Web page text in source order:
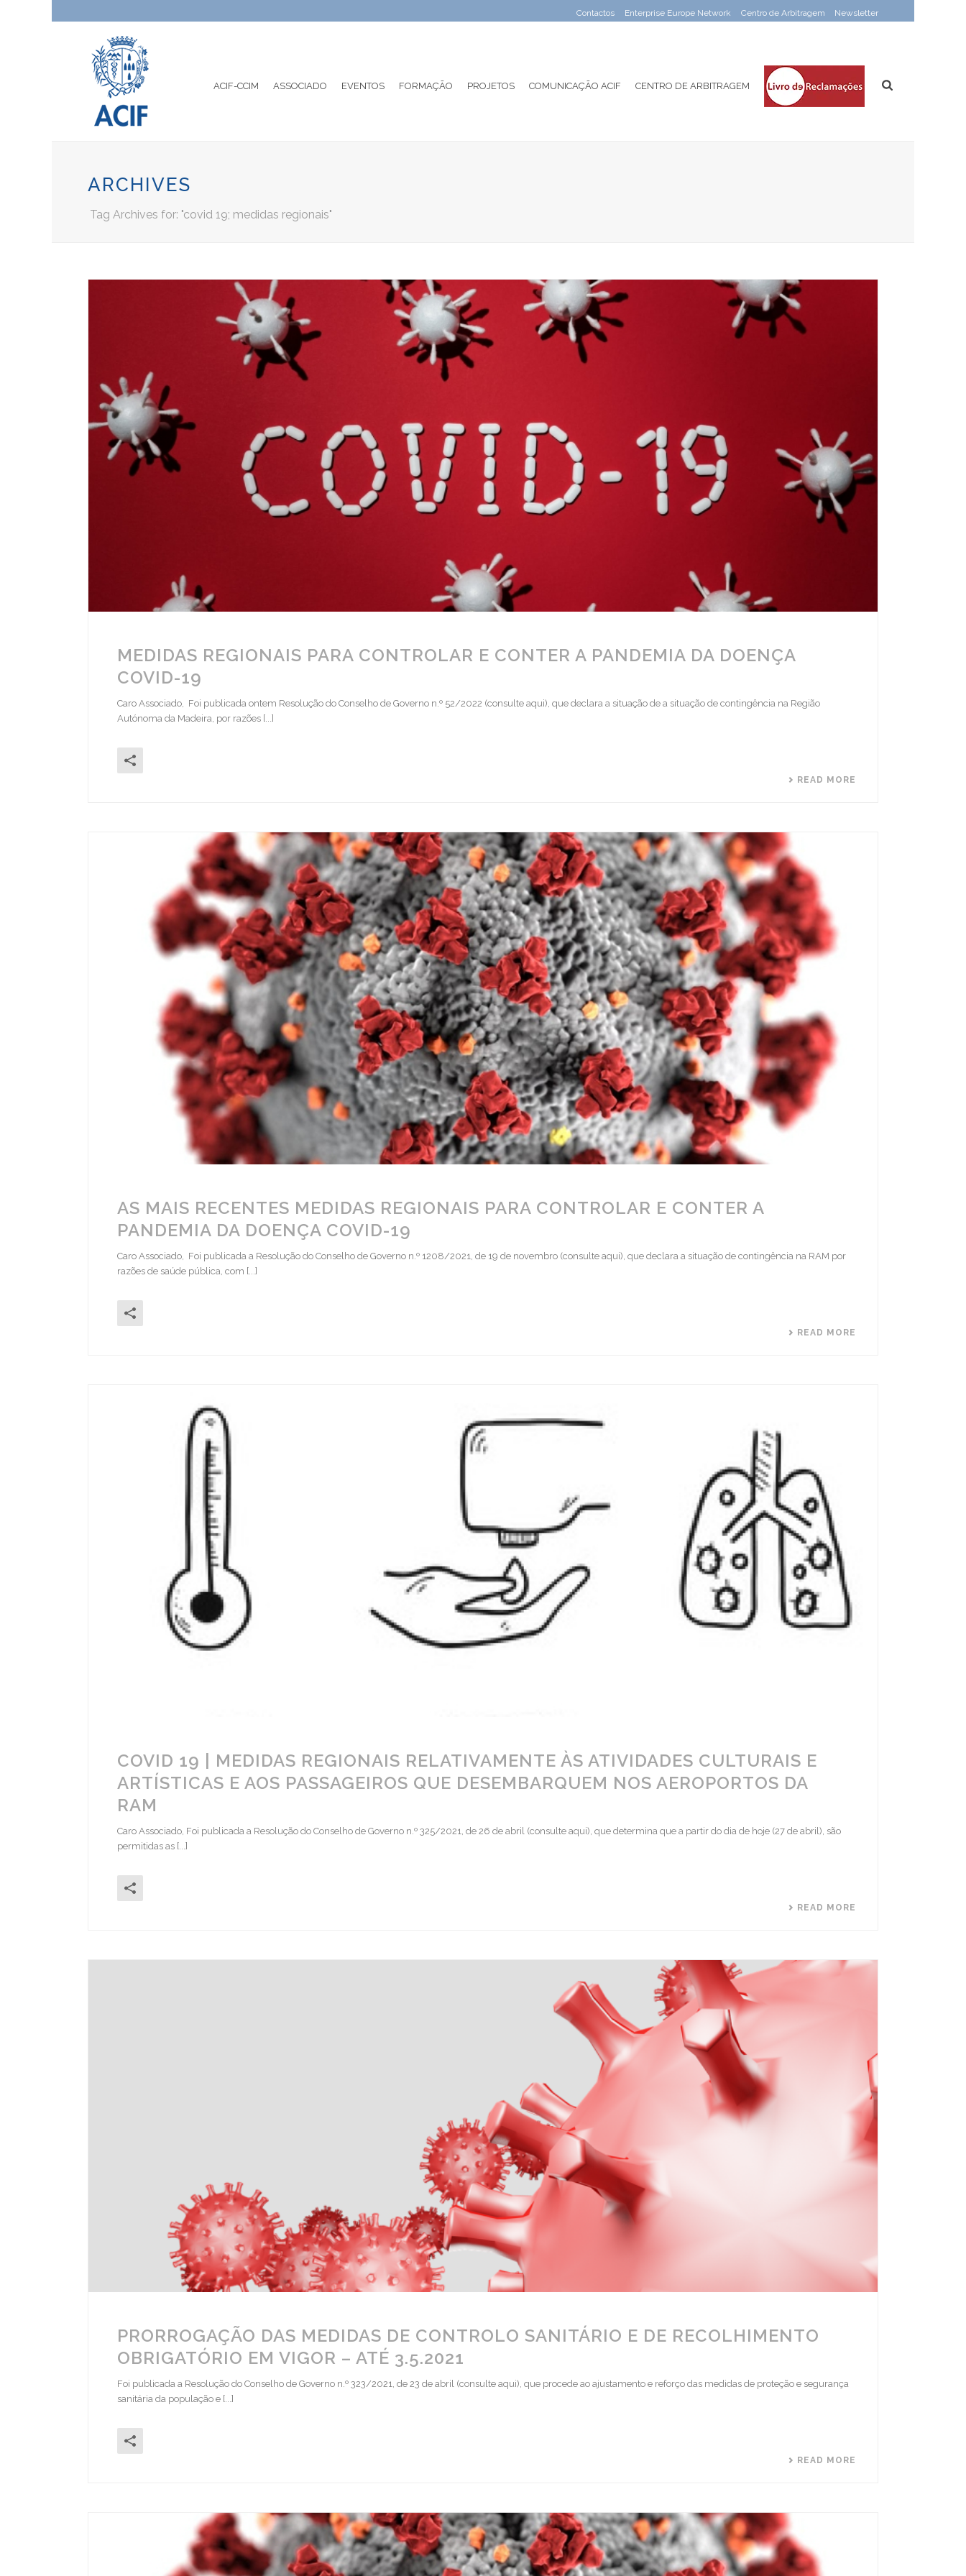
Newsletter
Contactos Enterprise Europe Network Centro de Arbitragem
ACIF-CCIM ASSOCIADO EVENTOS FORMAÇÃO PROJETOS COMUNICAÇÃO ACIF CENTRO DE ARBITRAGEM
ARCHIVES
Tag Archives for: "covid 19; medidas regionais"
MEDIDAS REGIONAIS PARA CONTROLAR E CONTER A PANDEMIA DA DOENÇA
COVID-19
Caro Associado, Foi publicada ontem Resolução do Conselho de Governo n.º 52/2022 (consulte aqui), que declara a situação de a situação de contingência na Região
Autónoma da Madeira, por razões [...]
READ MORE
AS MAIS RECENTES MEDIDAS REGIONAIS PARA CONTROLAR E CONTER A
PANDEMIA DA DOENÇA COVID-19
Caro Associado, Foi publicada a Resolução do Conselho de Governo n.º 1208/2021, de 19 de novembro (consulte aqui), que declara a situação de contingência na RAM por
razões de saúde pública, com [...]
READ MORE
COVID 19 | MEDIDAS REGIONAIS RELATIVAMENTE ÀS ATIVIDADES CULTURAIS E
ARTÍSTICAS E AOS PASSAGEIROS QUE DESEMBARQUEM NOS AEROPORTOS DA
RAM
Caro Associado, Foi publicada a Resolução do Conselho de Governo n.º 325/2021, de 26 de abril (consulte aqui), que determina que a partir do dia de hoje (27 de abril), são
permitidas as [...]
READ MORE
PRORROGAÇÃO DAS MEDIDAS DE CONTROLO SANITÁRIO E DE RECOLHIMENTO
OBRIGATÓRIO EM VIGOR – ATÉ 3.5.2021
Foi publicada a Resolução do Conselho de Governo n.º 323/2021, de 23 de abril (consulte aqui), que procede ao ajustamento e reforço das medidas de proteção e segurança
sanitária da população e [...]
READ MORE